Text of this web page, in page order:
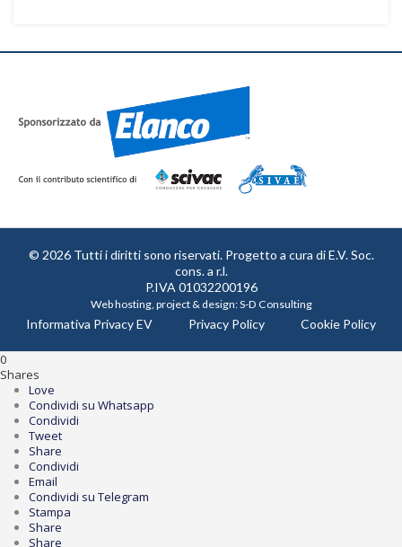
© 2026 Tutti i diritti sono riservati. Progetto a cura diE.V. Soc.
cons. a r.l.
P.IVA 01032200196
Web hosting, project & design:S-D Consulting
Informativa Privacy EV Privacy Policy Cookie Policy
0
Shares
Love
Condividi su Whatsapp
Condividi
Tweet
Share
Condividi
Email
Condividi su Telegram
Stampa
Share
Share